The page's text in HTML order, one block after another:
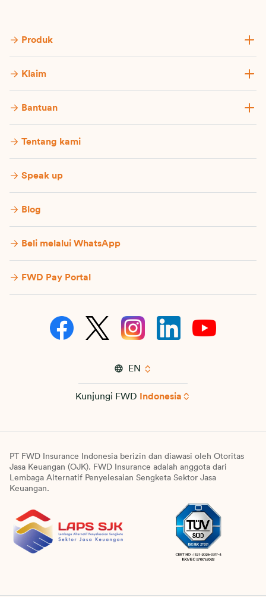
Produk
Klaim
Bantuan
Tentang kami
Speak up
Blog
Beli melalui WhatsApp
FWD Pay Portal
EN
Kunjungi FWD Indonesia
PT FWD Insurance Indonesia berizin dan diawasi oleh Otoritas
Jasa Keuangan (OJK). FWD Insurance adalah anggota dari
Lembaga Alternatif Penyelesaian Sengketa Sektor Jasa
Keuangan.